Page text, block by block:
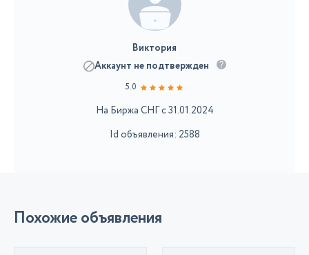
Виктория
Аккаунт не подтвержден
5.0
На Биржа СНГ с 31.01.2024
Id объявления: 2588
Похожие объявления